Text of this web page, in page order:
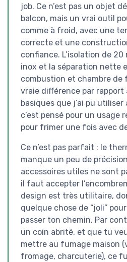
job. Ce n’est pas un objet
balcon, mais un vrai outil
comme à froid, avec une
correcte et une
confiance. L’isolation de 20
inox et la séparation nette
combustion et chambre
vraie différence par
basiques que j’ai pu
c’est pensé pour un usage
pour frimer une fois avec
Ce n’est pas parfait : le
manque un peu de
accessoires utiles ne sont
il faut accepter
design est très utilitaire,
quelque chose de “joli”
passer ton chemin. Par
un coin abrité, et que tu
mettre au fumage maison
fromage, charcuterie), ce